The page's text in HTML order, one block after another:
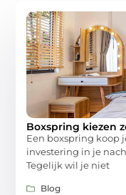
Boxspring kiezen
Een boxspring koop
investering in je
Tegelijk wil je niet
Blog